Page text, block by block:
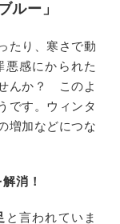
ルー」
たり、寒さで動
悪感にかられた
んか？ このよ
です。ウィンタ
増加などにつな
消！
と言われていま